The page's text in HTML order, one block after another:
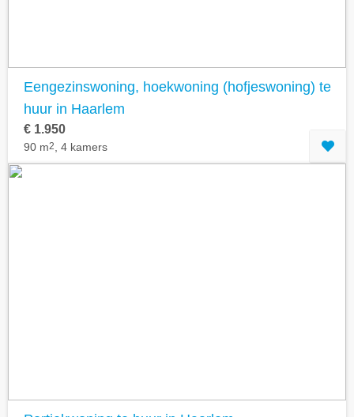
Eengezinswoning, hoekwoning (hofjeswoning) te
huur in Haarlem
€ 1.950
90 m2 , 4 kamers